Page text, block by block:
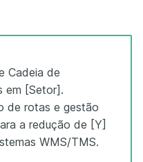
Cadeia de
em [Setor].
de rotas e gestão
a redução de [Y]
WMS/TMS.